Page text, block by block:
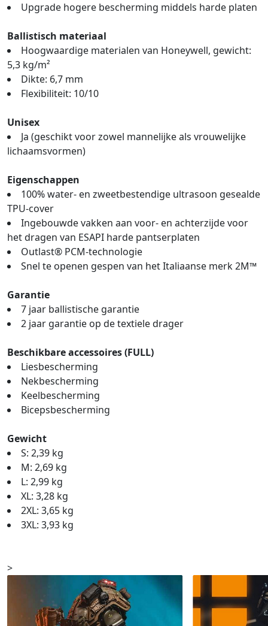
Upgrade hogere bescherming middels harde platen
Ballistisch materiaal
Hoogwaardige materialen van Honeywell, gewicht:
5,3 kg/m²
Dikte: 6,7 mm
Flexibiliteit: 10/10
Unisex
Ja (geschikt voor zowel mannelijke als vrouwelijke
lichaamsvormen)
Eigenschappen
100% water- en zweetbestendige ultrasoon gesealde
TPU-cover
Ingebouwde vakken aan voor- en achterzijde voor
het dragen van ESAPI harde pantserplaten
Outlast® PCM-technologie
Snel te openen gespen van het Italiaanse merk 2M™
Garantie
7 jaar ballistische garantie
2 jaar garantie op de textiele drager
Beschikbare accessoires (FULL)
Liesbescherming
Nekbescherming
Keelbescherming
Bicepsbescherming
Gewicht
S: 2,39 kg
M: 2,69 kg
L: 2,99 kg
XL: 3,28 kg
2XL: 3,65 kg
3XL: 3,93 kg
>